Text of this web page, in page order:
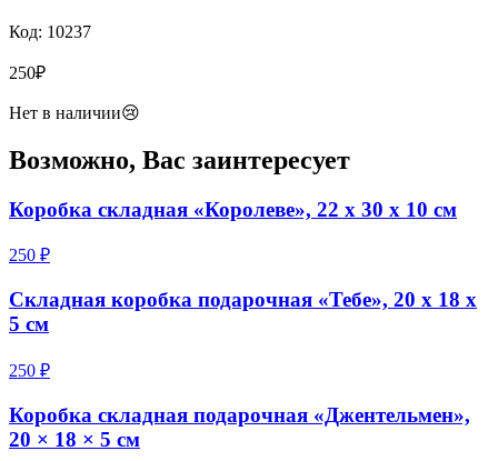
Код: 10237
250₽
Нет в наличии😢
Возможно, Вас заинтересует
Коробка складная «Королеве», 22 х 30 х 10 см
250 ₽
Складная коробка подарочная «Тебе», 20 х 18 х
5 см
250 ₽
Коробка складная подарочная «Джентельмен»,
20 × 18 × 5 см